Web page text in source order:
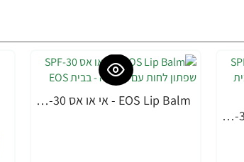
EOS Lip Balm - אי או אס SPF-30 שפתון לחות בטעם אשכוליות - בבית EOS
-33% EOS Lip Balm - אי או אס SPF-30 שפתון לחות עם אלוורה - בבית EOS